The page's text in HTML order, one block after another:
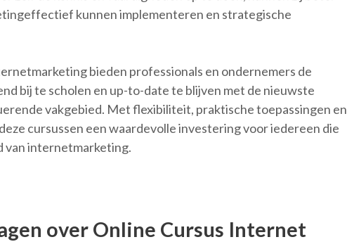
kunnen implementeren en strategische
bieden professionals en ondernemers de
bij te scholen en up-to-date te blijven met de nieuwste
vakgebied. Met flexibiliteit, praktische toepassingen en
cursussen een waardevolle investering voor iedereen die
van internetmarketing.
over Online Cursus Internet